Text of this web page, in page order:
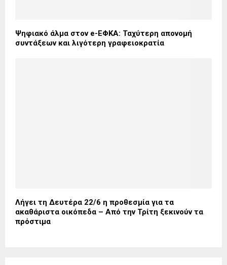
Ψηφιακό άλμα στον e-ΕΦΚΑ: Ταχύτερη απονομή
συντάξεων και λιγότερη γραφειοκρατία
Λήγει τη Δευτέρα 22/6 η προθεσμία για τα
ακαθάριστα οικόπεδα – Από την Τρίτη ξεκινούν τα
πρόστιμα